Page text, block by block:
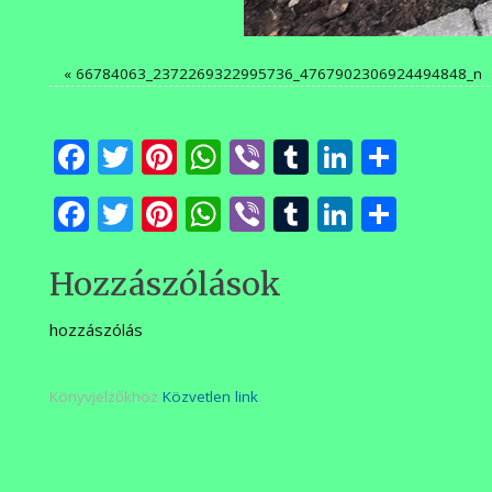
« 66784063_2372269322995736_4767902306924494848_n
Facebook
Twitter
Pinterest
WhatsApp
ViberTumblr
Facebook
Twitter
Pinterest
WhatsApp
ViberTumblr
Hozzászólások
hozzászólás
Könyvjelzőkhöz Közvetlen link.